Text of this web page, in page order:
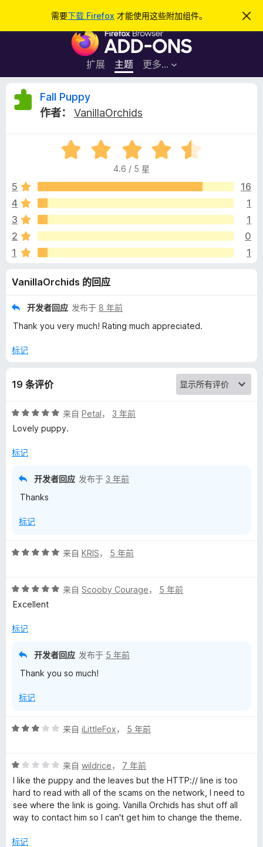
需要下载 Firefox 才能使用这些附加组件。
忽
此
F
r
e
x
览
器
附
加
件
扩展 主题 更多…
登录
F
l
P
u
p
p
y
评
价
Fall Puppy
作者：
VanillaOrchids
评
分
.
/
4.6 / 5 星
5
16
4
1
3
1
2
0
1
1
VanillaOrchids 的回应
开发者回应 发布于 8 年前
Thank you very much! Rating much appreciated.
标记
19 条评价
评
分
/
来自 Petal， 3 年前
Lovely puppy.
标记
开发者回应 发布于 3 年前
Thanks
标记
评
/
5
来自 KRIS， 5 年前
评
分
/
来自 Scooby Courage， 5 年前
Excellent
标记
开发者回应 发布于 5 年前
Thank you so much!
标记
评
/
5
来自 iLittleFox， 5 年前
评
分
1
/
5
来自 wildrice， 7 年前
I like the puppy and the leaves but the HTTP:// line is too
hard to read with all of the scams on the network, I need to
see where the link is going. Vanilla Orchids has shut off all
way to contact him so I can't get him to change the theme.
标记